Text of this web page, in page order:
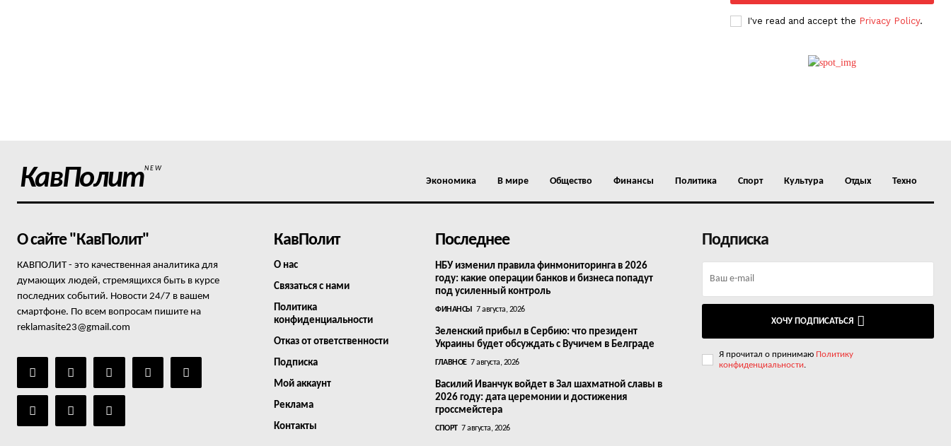
I've read and accept the Privacy Policy.
КавПолитNEW
Экономика В мире Общество Финансы Политика Спорт Культура Отдых Техно
О сайте "КавПолит"
КАВПОЛИТ - это качественная аналитика для
думающих людей, стремящихся быть в курсе
последних событий. Новости 24/7 в вашем
смартфоне. По всем вопросам пишите на
reklamasite23@gmail.com
КавПолит
О нас
Связаться с нами
Политика
конфиденциальности
Отказ от ответственности
Подписка
Мой аккаунт
Реклама
Контакты
Последнее
НБУ изменил правила финмониторинга в 2026
году: какие операции банков и бизнеса попадут
под усиленный контроль
ФИНАНСЫ 7 августа, 2026
Зеленский прибыл в Сербию: что президент
Украины будет обсуждать с Вучичем в Белграде
ГЛАВНОЕ 7 августа, 2026
Василий Иванчук войдет в Зал шахматной славы в
2026 году: дата церемонии и достижения
гроссмейстера
СПОРТ 7 августа, 2026
Подписка
ХОЧУ ПОДПИСАТЬСЯ
Я прочитал о принимаю Политику
конфиденциальности.